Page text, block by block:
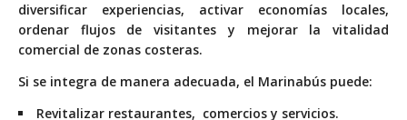
diversificar experiencias, activar economías locales,
ordenar flujos de visitantes y mejorar la vitalidad
comercial de zonas costeras.
Si se integra de manera adecuada, el Marinabús puede:
Revitalizar restaurantes, comercios y servicios.